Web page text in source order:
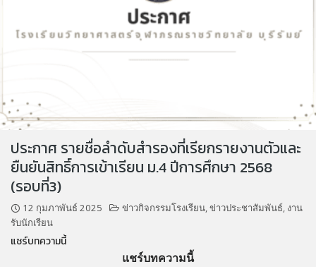
ประกาศ รายชื่อลำดับสำรองที่เรียกรายงานตัวและ
ยืนยันสิทธิ์การเข้าเรียน ม.4 ปีการศึกษา 2568
(รอบที่3)
12 กุมภาพันธ์ 2025 ข่าวกิจกรรมโรงเรียน,ข่าวประชาสัมพันธ์, งาน
รับนักเรียน
แชร์บทความนี้
แชร์บทความนี้